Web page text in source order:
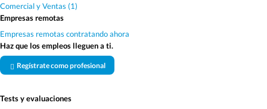
Comercial y Ventas (1)
Empresas remotas
Empresas remotas contratando ahora
Haz que los empleos lleguen a ti.
Regístrate como profesional
Tests y evaluaciones